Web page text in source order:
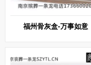
福州骨灰盒-万事如意